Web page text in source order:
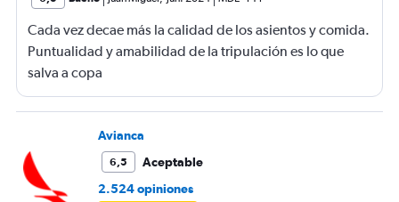
Cada vez decae más la calidad de los asientos y comida.
Puntualidad y amabilidad de la tripulación es lo que
salva a copa
Avianca
6,5
Aceptable
2.524 opiniones